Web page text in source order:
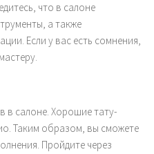
что в салоне
а также
Если у вас есть сомнения,
в салоне. Хорошие тату-
Таким образом, вы сможете
Пройдите через